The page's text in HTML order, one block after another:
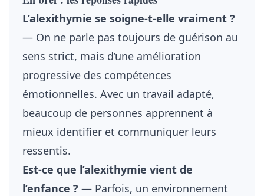
L’alexithymie se soigne-t-elle vraiment ?
— On ne parle pas toujours de guérison au
sens strict, mais d’une amélioration
progressive des compétences
émotionnelles. Avec un travail adapté,
beaucoup de personnes apprennent à
mieux identifier et communiquer leurs
ressentis.
Est-ce que l’alexithymie vient de
l’enfance ? — Parfois, un environnement